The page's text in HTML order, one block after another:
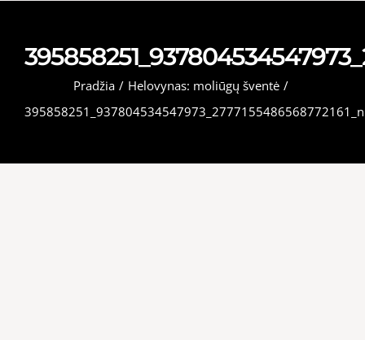
Pradžia / Helovynas: moliūgų šventė /
395858251_937804534547973_2777155486568772161_n